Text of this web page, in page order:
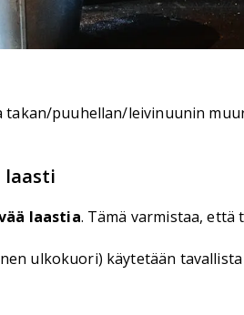
puuhellan/leivinuunin
laasti
laastia. Tämä varmistaa,
ulkokuori) käytetään tavallista